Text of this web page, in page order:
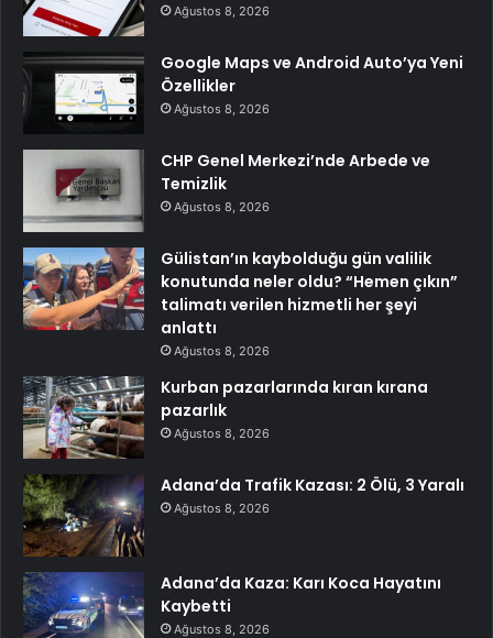
Ağustos 8, 2026
Google Maps ve Android Auto’ya Yeni
Özellikler
Ağustos 8, 2026
CHP Genel Merkezi’nde Arbede ve
Temizlik
Ağustos 8, 2026
Gülistan’ın kaybolduğu gün valilik
konutunda neler oldu? “Hemen çıkın”
talimatı verilen hizmetli her şeyi
anlattı
Ağustos 8, 2026
Kurban pazarlarında kıran kırana
pazarlık
Ağustos 8, 2026
Adana’da Trafik Kazası: 2 Ölü, 3 Yaralı
Ağustos 8, 2026
Adana’da Kaza: Karı Koca Hayatını
Kaybetti
Ağustos 8, 2026